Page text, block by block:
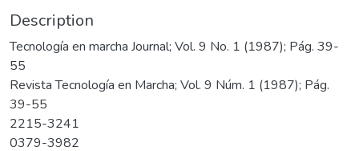
Description
Tecnología en marcha Journal; Vol. 9 No. 1 (1987); Pág. 39-
55
Revista Tecnología en Marcha; Vol. 9 Núm. 1 (1987); Pág.
39-55
2215-3241
0379-3982